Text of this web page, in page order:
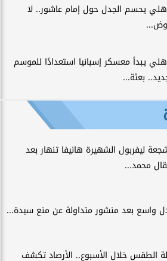
يحسم الجدل حول إمام عاشور.. لا
يبدأ معسكر إسبانيا استعدادًا للموسم
بعثة...
ليفربول الشهيرة هانيفا تنهار بعد
محمد...
واسع بعد منشور متداولة عن منع سيدة...
الطقس خلال الأسبوع.. الأرصاد تكشف